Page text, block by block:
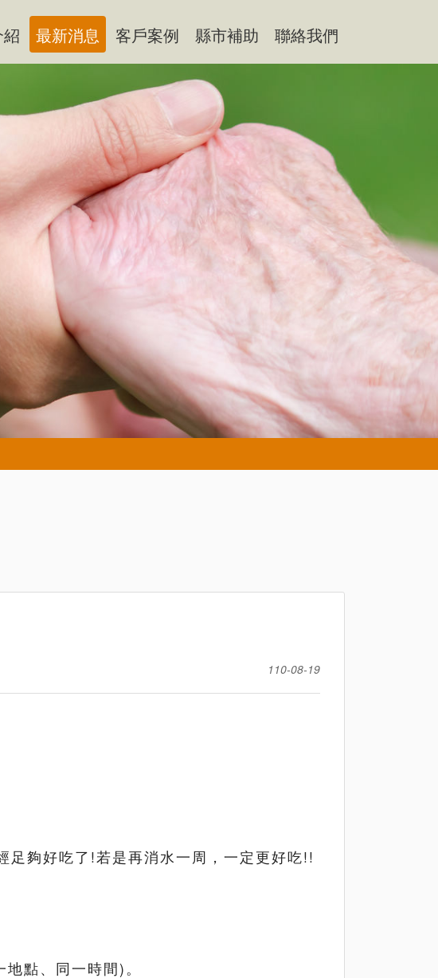
最新消息 客戶案例 縣市補助 聯絡我們
110-08-19
足夠好吃了!若是再消水一周，一定更好吃!!
點、同一時間)。